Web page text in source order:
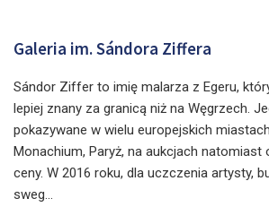
Galeria im. Sándora Ziffera
Sándor Ziffer to imię malarza z Egeru,
lepiej znany za granicą niż na Węgrzech.
pokazywane w wielu europejskich
Monachium, Paryż, na aukcjach natomiast
ceny. W 2016 roku, dla uczczenia artysty,
sweg...